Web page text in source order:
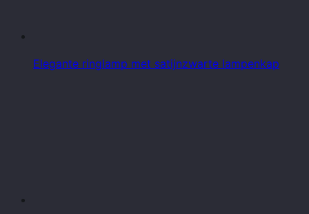
Elegante ringlamp met satijnzwarte lampenkap